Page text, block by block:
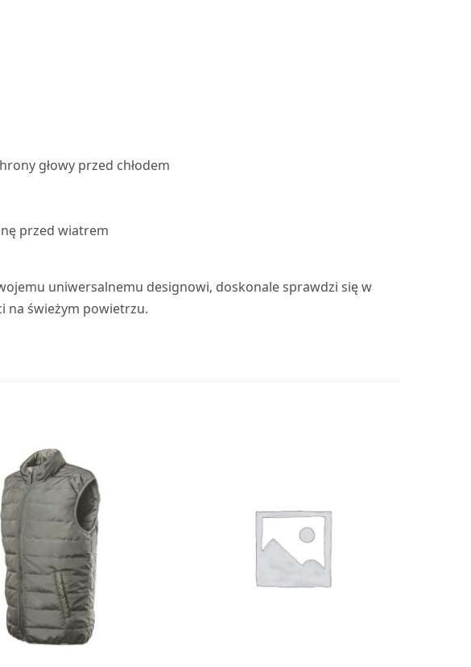
głowy przed chłodem
przed wiatrem
uniwersalnemu designowi, doskonale sprawdzi się w
na świeżym powietrzu.